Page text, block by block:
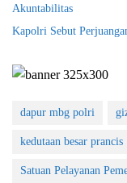
Akuntabilitas
Kapolri Sebut
dapur mbg polri
kedutaan besar prancis
Satuan Pelayanan